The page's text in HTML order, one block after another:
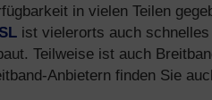
in vielen Teilen
ist vielerorts auch schnelles
Teilweise ist auch
Anbietern finden Sie